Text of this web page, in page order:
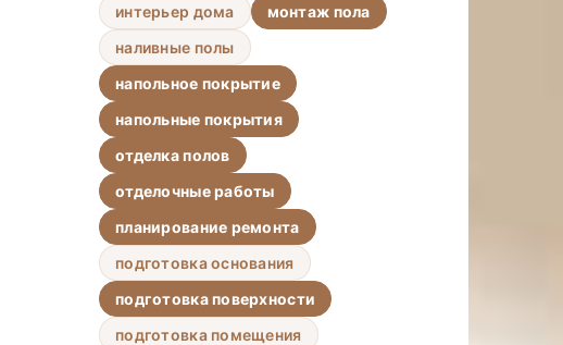
интерьер дома
монтаж пола
наливные полы
напольное покрытие
напольные покрытия
отделка полов
отделочные работы
планирование ремонта
подготовка основания
подготовка поверхности
подготовка помещения